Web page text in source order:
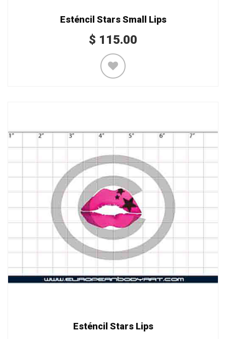
Esténcil Stars Small Lips
$ 115.00
Esténcil Stars Lips